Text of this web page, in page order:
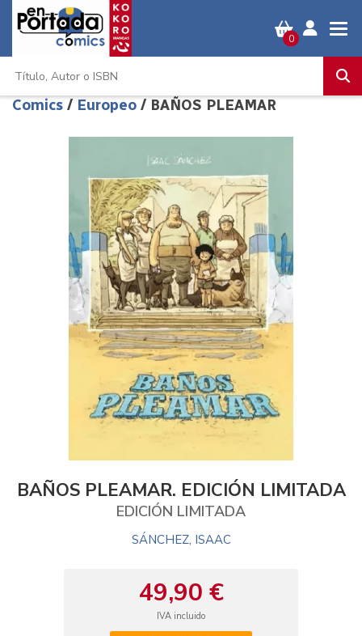
0
Comics / Europeo / BAÑOS PLEAMAR
BAÑOS PLEAMAR. EDICIÓN LIMITADA
EDICIÓN LIMITADA
SÁNCHEZ, ISAAC
49,90 €
IVA incluido